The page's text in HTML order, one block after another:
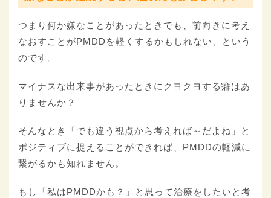
つまり何か嫌なことがあったときでも、前向きに考え
なおすことがPMDDを軽くするかもしれない、という
のです。
マイナスな出来事があったときにクヨクヨする癖はあ
りませんか？
そんなとき「でも違う視点から考えれば～だよね」と
ポジティブに捉えることができれば、PMDDの軽減に
繋がるかも知れません。
もし「私はPMDDかも？」と思って治療をしたいと考